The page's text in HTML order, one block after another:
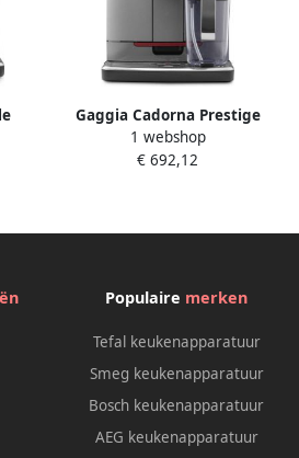
Gaggia Cadorna Prestige
Volautomatische
Espressomachine
1 webshop
€ 692,12
Populaire merken
Tefal keukenapparatuur
Smeg keukenapparatuur
Bosch keukenapparatuur
AEG keukenapparatuur